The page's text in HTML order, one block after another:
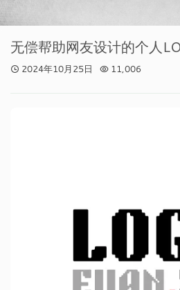
无偿帮助网友设计的个人
2024年10月25日 11,006